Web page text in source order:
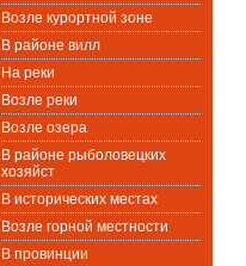
Возле курортной зоне
В районе вилл
На реки
Возле реки
Возле озера
В районе рыболовецких
хозяйст
В исторических местах
Возле горной местности
В провинции